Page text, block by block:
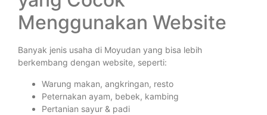
Menggunakan Website
Banyak jenis usaha di Moyudan yang bisa lebih
berkembang dengan website, seperti:
Warung makan, angkringan, resto
Peternakan ayam, bebek, kambing
Pertanian sayur & padi